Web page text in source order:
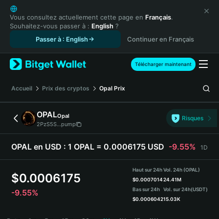
English
日本語
Tiếng Việt
Español (Latinoamérica)
Türkçe
Français
Deutsch
简体中文
繁體中文
Português (Portugal)
Bahasa Indonesia
ภาษาไทย
Español
Español (Argentina)
Vous consultez actuellement cette page en Français.
Souhaitez-vous passer à : English ?
Passer à : English
Continuer en Français
Télécharger maintenant
Accueil Prix des cryptos Opal Prix
OPALOpal
2PzS5S...pump
Risques
OPAL en USD : 1 OPAL = 0.0006175 USD -9.55% 1D
$0.0006175
-9.55%
Haut sur 24h
$0.0007014
Bas sur 24h
$0.0006042
Vol. 24h (OPAL)
24.41M
Vol. sur 24h(USDT)
15.03K